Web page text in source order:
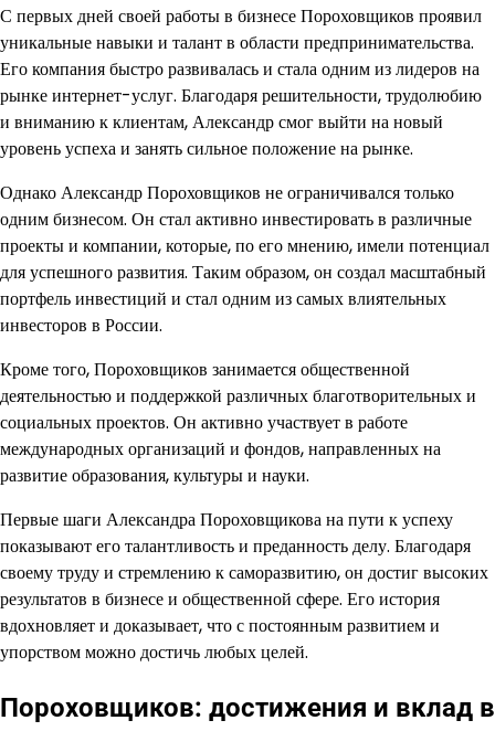
С первых дней своей работы в бизнесе Пороховщиков проявил
уникальные навыки и талант в области предпринимательства.
Его компания быстро развивалась и стала одним из лидеров на
рынке интернет-услуг. Благодаря решительности, трудолюбию
и вниманию к клиентам, Александр смог выйти на новый
уровень успеха и занять сильное положение на рынке.
Однако Александр Пороховщиков не ограничивался только
одним бизнесом. Он стал активно инвестировать в различные
проекты и компании, которые, по его мнению, имели потенциал
для успешного развития. Таким образом, он создал масштабный
портфель инвестиций и стал одним из самых влиятельных
инвесторов в России.
Кроме того, Пороховщиков занимается общественной
деятельностью и поддержкой различных благотворительных и
социальных проектов. Он активно участвует в работе
международных организаций и фондов, направленных на
развитие образования, культуры и науки.
Первые шаги Александра Пороховщикова на пути к успеху
показывают его талантливость и преданность делу. Благодаря
своему труду и стремлению к саморазвитию, он достиг высоких
результатов в бизнесе и общественной сфере. Его история
вдохновляет и доказывает, что с постоянным развитием и
упорством можно достичь любых целей.
Пороховщиков: достижения и вклад в